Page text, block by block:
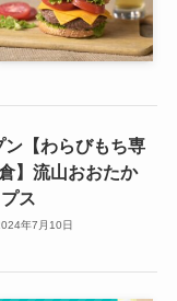
【わらびもち専
】流山おおたか
ス
年7月10日